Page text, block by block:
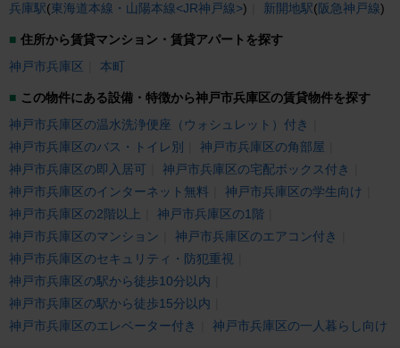
兵庫駅(東海道本線・山陽本線<JR神戸線>) 新開地駅(阪急神戸線)
住所から賃貸マンション・賃貸アパートを探す
神戸市兵庫区
本町
この物件にある設備・特徴から神戸市兵庫区の賃貸物件を探す
神戸市兵庫区の温水洗浄便座（ウォシュレット）付き
神戸市兵庫区のバス・トイレ別
神戸市兵庫区の角部屋
神戸市兵庫区の即入居可
神戸市兵庫区の宅配ボックス付き
神戸市兵庫区のインターネット無料
神戸市兵庫区の学生向け
神戸市兵庫区の2階以上
神戸市兵庫区の1階
神戸市兵庫区のマンション
神戸市兵庫区のエアコン付き
神戸市兵庫区のセキュリティ・防犯重視
神戸市兵庫区の駅から徒歩10分以内
神戸市兵庫区の駅から徒歩15分以内
神戸市兵庫区のエレベーター付き
神戸市兵庫区の一人暮らし向け